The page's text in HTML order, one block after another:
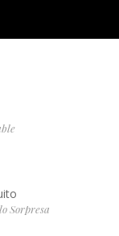
Sorpresa